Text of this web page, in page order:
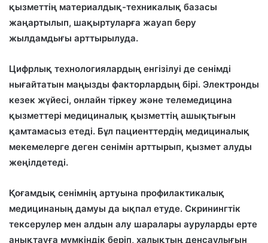
қызметтің материалдық-техникалық базасы
жаңартылып, шақыртуларға жауап беру
жылдамдығы арттырылуда.
Цифрлық технологиялардың енгізілуі де сенімді
нығайтатын маңызды факторлардың бірі. Электронды
кезек жүйесі, онлайн тіркеу және телемедицина
қызметтері медициналық қызметтің ашықтығын
қамтамасыз етеді. Бұл пациенттердің медициналық
мекемелерге деген сенімін арттырып, қызмет алуды
жеңілдетеді.
Қоғамдық сенімнің артуына профилактикалық
медицинаның дамуы да ықпал етуде. Скринингтік
тексерулер мен алдын алу шаралары ауруларды ерте
анықтауға мүмкіндік беріп, халықтың денсаулығын